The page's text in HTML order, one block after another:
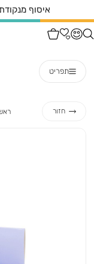
איסוף מנקודת
תפריט
חזור